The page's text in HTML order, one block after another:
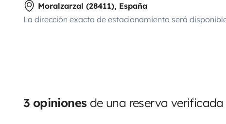
Moralzarzal (28411), España
La dirección exacta de estacionamiento será
3 opiniones de una reserva verificada